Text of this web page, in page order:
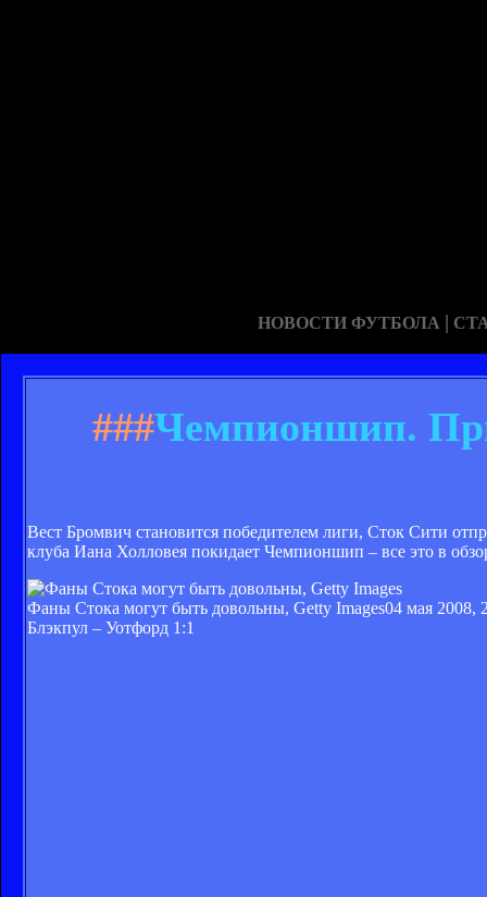
НОВОСТИ ФУТБОЛА |
###Чемпионшип.
Вест Бромвич становится победителем лиги, Сток Сити
клуба Иана Холловея покидает Чемпионшип – все это в
Фаны Стока могут быть довольны, Getty Images04 мая 2008,
Блэкпул – Уотфорд 1:1